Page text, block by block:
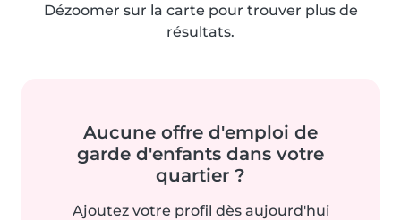
Dézoomer sur la carte pour trouver plus de
résultats.
Aucune offre d'emploi de
garde d'enfants dans votre
quartier ?
Ajoutez votre profil dès aujourd'hui